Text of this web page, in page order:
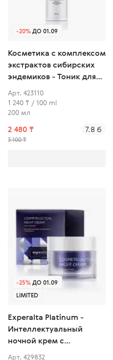
-20%ДО 01.09
Косметика с комплексом
экстрактов сибирских
эндемиков - Тоник для
лица обновляющий
Арт. 423110
1 240 ₸ / 100 ml
200 мл
2 480 ₸
3 100 ₸
7.8 б
-25%ДО 01.09
LIMITED
Experalta Platinum -
Интеллектуальный
ночной крем с
мелатонином
Арт. 429832